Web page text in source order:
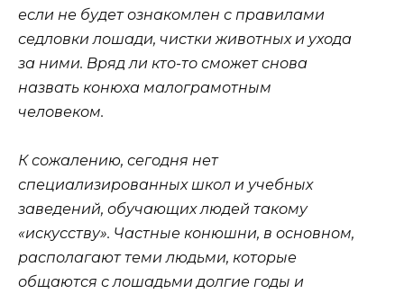
если не будет ознакомлен с правилами
седловки лошади, чистки животных и ухода
за ними. Вряд ли кто-то сможет снова
назвать конюха малограмотным
человеком.
К сожалению, сегодня нет
специализированных школ и учебных
заведений, обучающих людей такому
«искусству». Частные конюшни, в основном,
располагают теми людьми, которые
общаются с лошадьми долгие годы и